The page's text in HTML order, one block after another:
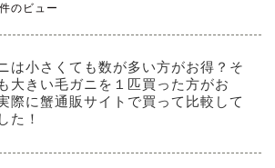
のビュー
は小さくても数が多い方がお得？そ
大きい毛ガニを１匹買った方がお
際に蟹通販サイトで買って比較して
た！